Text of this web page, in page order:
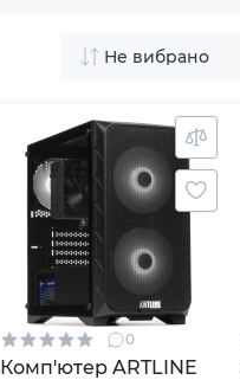
Не вибрано
0
Комп'ютер ARTLINE